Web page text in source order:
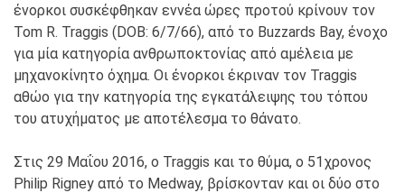
ένορκοι συσκέφθηκαν εννέα ώρες προτού κρίνουν τον
Tom R. Traggis (DOB: 6/7/66), από το Buzzards Bay, ένοχο
για μία κατηγορία ανθρωποκτονίας από αμέλεια με
μηχανοκίνητο όχημα. Οι ένορκοι έκριναν τον Traggis
αθώο για την κατηγορία της εγκατάλειψης του τόπου
του ατυχήματος με αποτέλεσμα το θάνατο.
Στις 29 Μαΐου 2016, ο Traggis και το θύμα, ο 51χρονος
Philip Rigney από το Medway, βρίσκονταν και οι δύο στο